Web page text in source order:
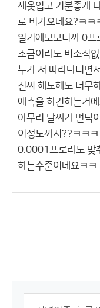
새옷입고 기분좋게
로 비가오네요?ㅋㅋ
일기예보보니까 0프
조금이라도 비소식없
누가 저 따라다니면
진짜 해도해도 너무
예측을 하긴하는거
아무리 날씨가 변덕
이정도까지??ㅋㅋ
0.0001프로라도 맞
하는수준이네요ㅋㅋ